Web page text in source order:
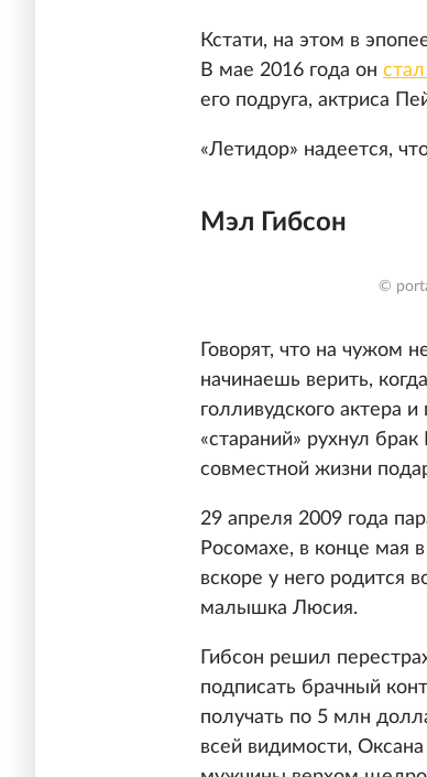
Кстати, на этом в
В мае 2016 года он
его подруга, актриса
«Летидор» надеется,
Мэл Гибсон
©
Говорят, что на чужом
начинаешь верить,
голливудского актера
«стараний» рухнул
совместной жизни
29 апреля 2009 года
Росомахе, в конце мая
вскоре у него родится
малышка Люсия.
Гибсон решил
подписать брачный
получать по 5 млн
всей видимости,